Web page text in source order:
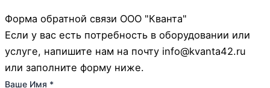
Форма обратной связи ООО "Кванта"
Если у вас есть потребность в оборудовании или
услуге, напишите нам на почту info@kvanta42.ru
или заполните форму ниже.
Ваше Имя *